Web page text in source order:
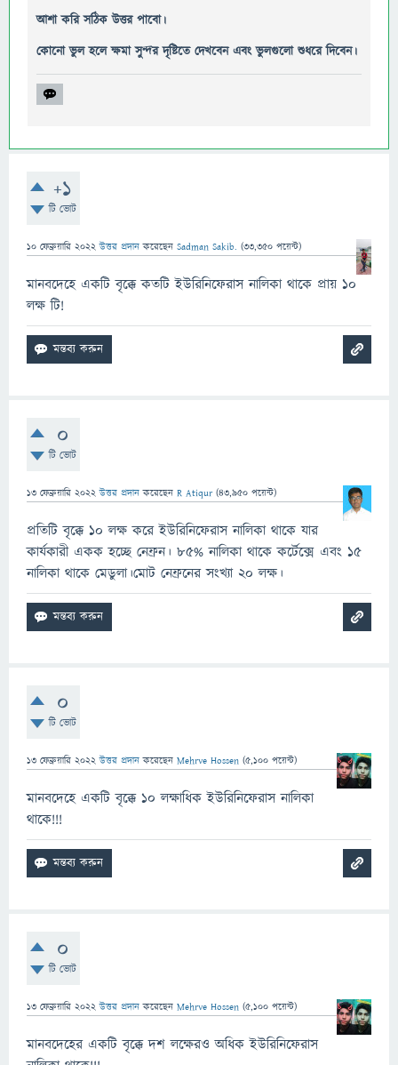
আশা করি সঠিক উত্তর পাবো।
কোনো ভুল হলে ক্ষমা সুন্দর দৃষ্টিতে দেখবেন এবং ভুলগুলো শুধরে দিবেন।
+1
টি ভোট
10 ফেব্রুয়ারি 2022 উত্তর প্রদান করেছেন Sadman Sakib. (33,350 পয়েন্ট)
মানবদেহে একটি বৃক্কে কতটি ইউরিনিফেরাস নালিকা থাকে প্রায় ১০
লক্ষ টি!
0
টি ভোট
13 ফেব্রুয়ারি 2022 উত্তর প্রদান করেছেন R Atiqur (43,950 পয়েন্ট)
প্রতিটি বৃক্কে ১০ লক্ষ করে ইউরিনিফেরাস নালিকা থাকে যার
কার্যকারী একক হচ্ছে নেফ্রন। ৮৫% নালিকা থাকে কর্টেক্সে এবং ১৫
নালিকা থাকে মেডুলা।মোট নেফ্রনের সংখ্যা ২০ লক্ষ।
0
টি ভোট
13 ফেব্রুয়ারি 2022 উত্তর প্রদান করেছেন Mehrve Hossen (5,100 পয়েন্ট)
মানবদেহে একটি বৃক্কে 10 লক্ষাধিক ইউরিনিফেরাস নালিকা
থাকে!!!
0
টি ভোট
13 ফেব্রুয়ারি 2022 উত্তর প্রদান করেছেন Mehrve Hossen (5,100 পয়েন্ট)
মানবদেহের একটি বৃক্কে দশ লক্ষেরও অধিক ইউরিনিফেরাস